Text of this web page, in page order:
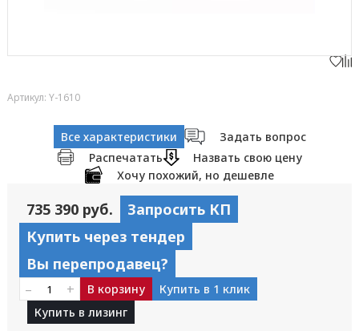
Артикул: Y-1610
Все характеристики
Задать вопрос
Распечатать
Назвать свою цену
Хочу похожий, но дешевле
735 390 руб.
Запросить КП
Купить через тендер
Вы перепродавец?
– + В корзину
Купить в 1 клик
Купить в лизинг